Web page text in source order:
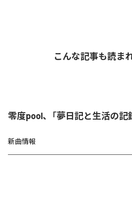
こんな記事も読ま
零度pool、「夢日記と生活の記
新曲情報